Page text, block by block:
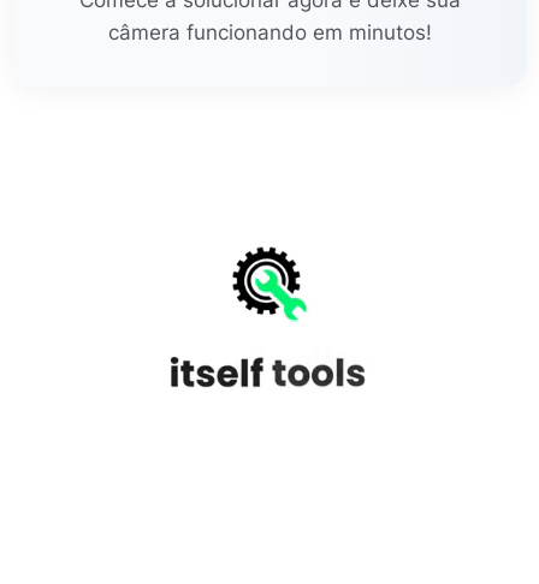
câmera funcionando em minutos!